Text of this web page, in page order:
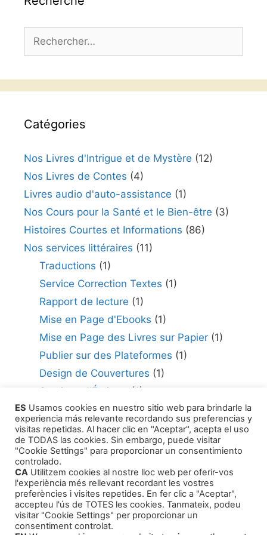
Catégories
Nos Livres d'Intrigue et de Mystère (12)
Nos Livres de Contes (4)
Livres audio d'auto-assistance (1)
Nos Cours pour la Santé et le Bien-être (3)
Histoires Courtes et Informations (86)
Nos services littéraires (11)
Traductions (1)
Service Correction Textes (1)
Rapport de lecture (1)
Mise en Page d'Ebooks (1)
Mise en Page des Livres sur Papier(1)
Publier sur des Plateformes (1)
Design de Couvertures (1)
Services d'Écriture
(1)
Consultant en édition(1)
Comment Publier Votre Travail(1)
Agents Littéraires (1)
Produits
ES Usamos cookies en nuestro sitio web para brindarle la
experiencia más relevante recordando sus preferencias y
visitas repetidas. Al hacer clic en "Aceptar", acepta el uso
de TODAS las cookies. Sin embargo, puede visitar
"Cookie Settings" para proporcionar un consentimiento
controlado.
CA Utilitzem cookies al nostre lloc web per oferir-vos
l'experiència més rellevant recordant les vostres
preferències i visites repetides. En fer clic a "Aceptar",
accepteu l'ús de TOTES les cookies. Tanmateix, podeu
visitar "Cookie Settings" per proporcionar un
consentiment controlat.